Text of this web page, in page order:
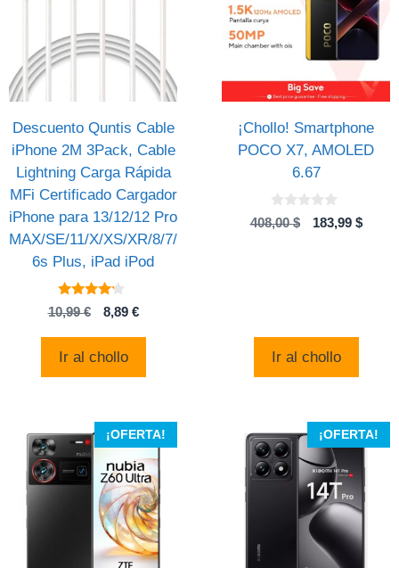
Descuento Quntis Cable
iPhone 2M 3Pack, Cable
Lightning Carga Rápida
MFi Certificado Cargador
iPhone para 13/12/12 Pro
MAX/SE/11/X/XS/XR/8/7/
6s Plus, iPad iPod
4
de 5
10,99€
El
original
8,89 €El
Ir al chollo
¡Chollo! Smartphone
POCO X7, AMOLED
6.67
0
d
408,00$
El
183,99 $El
Ir al chollo
¡OFERTA! ¡OFERTA!